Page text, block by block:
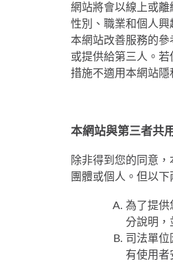
網站將會以線上或離
性別、職業和個人
本網站改善服務的參
或提供給第三人。
措施不適用本網站隱
本網站與第三者共
除非得到您的同意
團體或個人。但以
為了提供
分說明，
司法單位
有使用者